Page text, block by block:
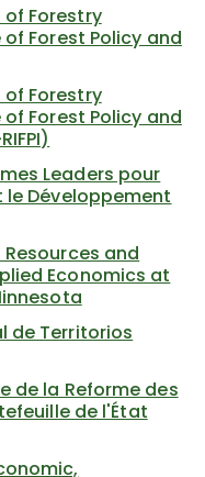
Forestry
Forest Policy and
Forestry
Forest Policy and
Leaders pour
le Développement
and
Economics at
de Territorios
de la Reforme des
de l'État